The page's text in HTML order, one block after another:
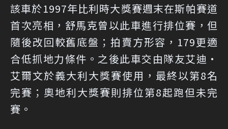
該車於1997年比利時大獎賽週末在斯帕賽道
首次亮相，舒馬克曾以此車進行排位賽，但
隨後改回較舊底盤；拍賣方形容，179更適
合低抓地力條件。之後此車交由隊友艾迪・
艾爾文於義大利大獎賽使用，最終以第8名
完賽；奧地利大獎賽則排位第8起跑但未完
賽。